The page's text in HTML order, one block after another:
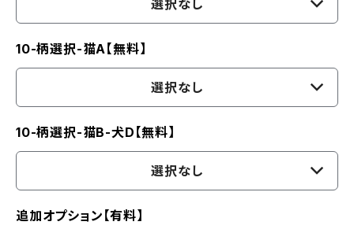
選択なし
10-柄選択-猫A【無料】
選択なし
10-柄選択-猫B-犬D【無料】
選択なし
追加オプション【有料】